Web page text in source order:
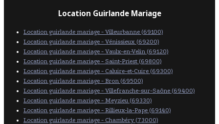
Location Guirlande Mariage
Location guirlande mariage - Villeurbanne (69100)
Location guirlande mariage - Vénissieux (69200)
Location guirlande mariage - Vaulx-en-Velin (69120)
Location guirlande mariage - Saint-Priest (69800)
Location guirlande mariage - Caluire-et-Cuire (69300)
Location guirlande mariage - Bron (69500)
Location guirlande mariage - Villefranche-sur-Saône (69400)
Location guirlande mariage - Meyzieu (69330)
Location guirlande mariage - Rillieux-la-Pape (69140)
Location guirlande mariage - Chambéry (73000)